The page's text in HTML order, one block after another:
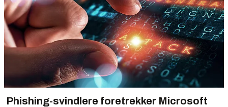
Phishing-svindlere foretrekker Microsoft